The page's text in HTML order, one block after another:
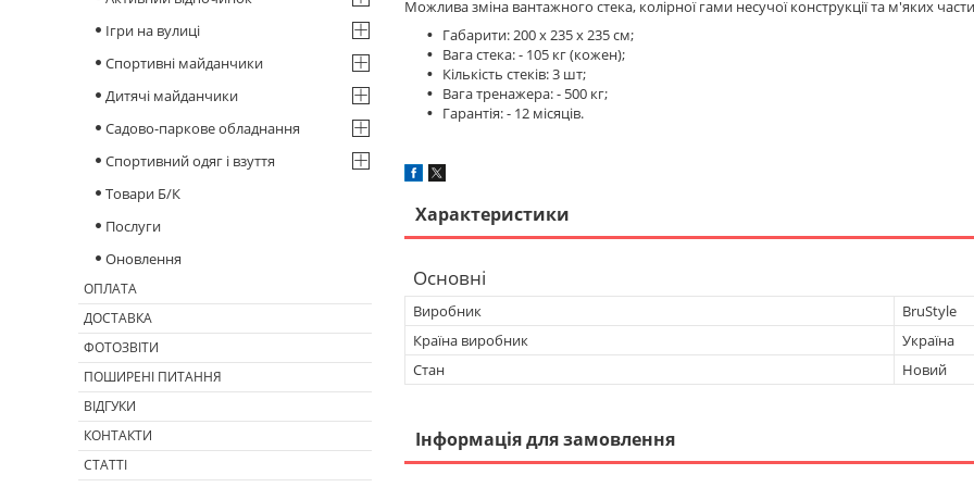
Можлива зміна вантажного стека, колірної гами несучої конструкції та м'яких
Габарити: 200 х 235 х 235 см;
Вага стека: - 105 кг (кожен);
Кількість стеків: 3 шт;
Вага тренажера: - 500 кг;
Гарантія: - 12 місяців.
Характеристики
Основні
Виробник
BruStyle
Країна виробник
Україна
Стан
Новий
Інформація для замовлення
Ігри на вулиці
Спортивні майданчики
Дитячі майданчики
Садово-паркове обладнання
Спортивний одяг і взуття
Товари Б/К
Послуги
Оновлення
ОПЛАТА
ДОСТАВКА
ФОТОЗВІТИ
ПОШИРЕНІ ПИТАННЯ
ВІДГУКИ
КОНТАКТИ
СТАТТІ